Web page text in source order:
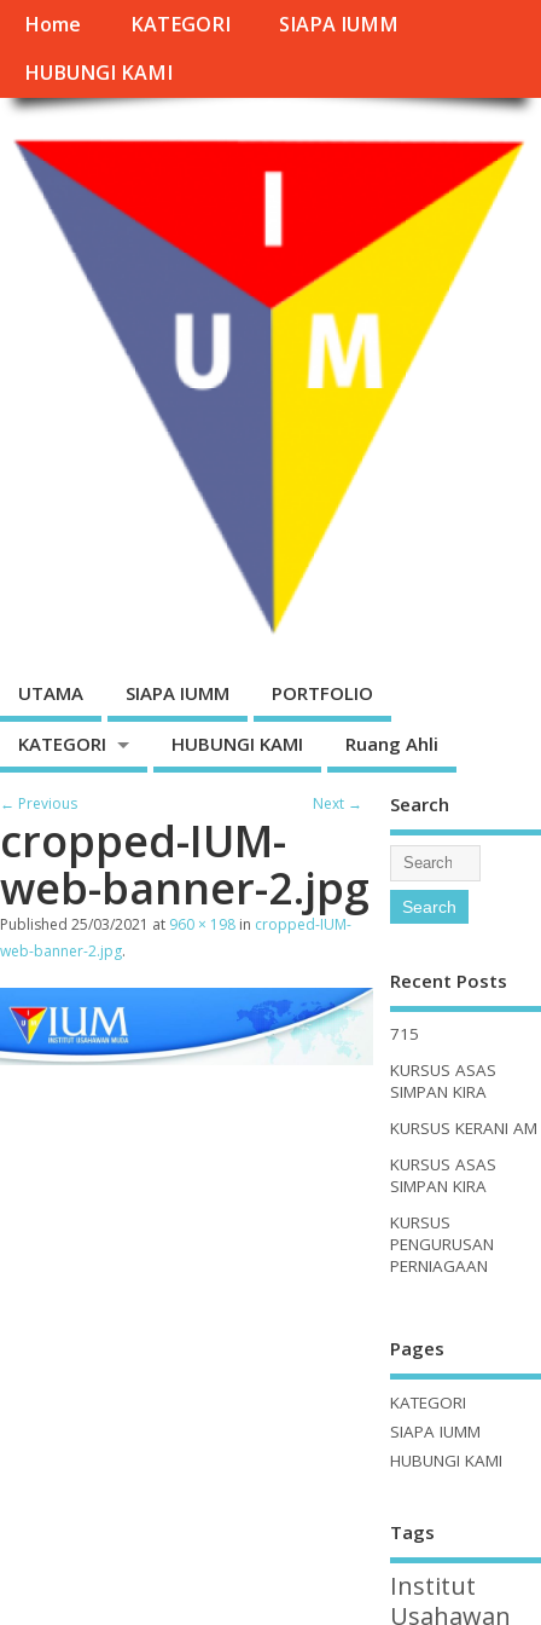
Home KATEGORI
SIAPA IUMM
HUBUNGI KAMI
UTAMA SIAPA IUMM PORTFOLIO
KATEGORI HUBUNGI KAMI Ruang Ahli
← Previous Next →
cropped-IUM-
web-banner-2.jpg
Published 25/03/2021 at 960 × 198 in cropped-IUM-
web-banner-2.jpg.
Search
Recent Posts
715
KURSUS ASAS
SIMPAN KIRA
KURSUS KERANI AM
KURSUS ASAS
SIMPAN KIRA
KURSUS
PENGURUSAN
PERNIAGAAN
Pages
KATEGORI
SIAPA IUMM
HUBUNGI KAMI
Tags
Institut
Usahawan